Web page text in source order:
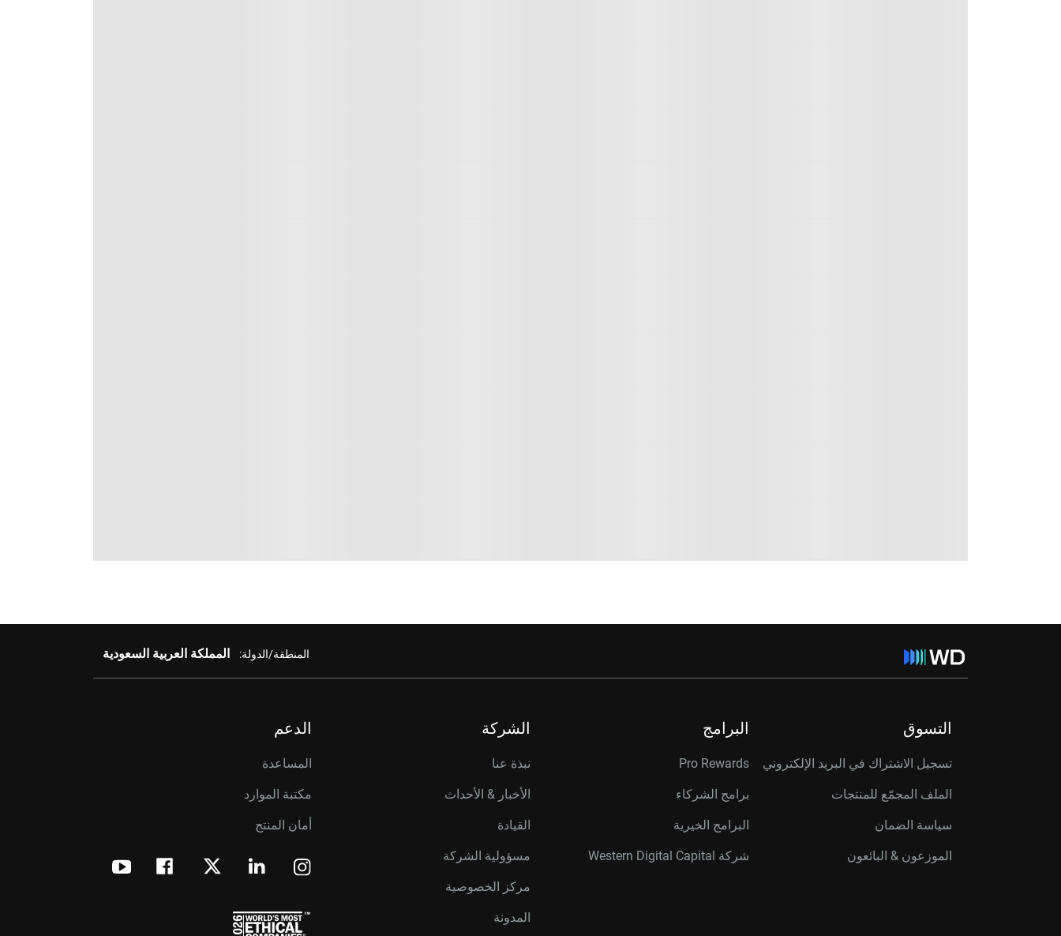
المنطقة/الدولة: المملكة العربية السعودية
التسوق
تسجيل الاشتراك في البريد الإلكتروني
الملف المجمّع للمنتجات
سياسة الضمان
الموزعون & البائعون
البرامج
Pro Rewards
برامج الشركاء
البرامج الخيرية
شركة Western Digital Capital
الشركة
نبذة عنا
الأخبار & الأحداث
القيادة
مسؤولية الشركة
مركز الخصوصية
المدونة
الدعم
المساعدة
مكتبة الموارد
أمان المنتج